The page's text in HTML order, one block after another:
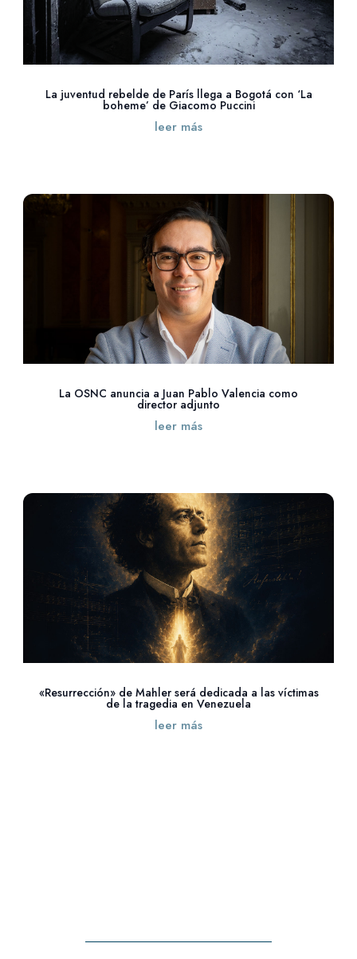
La juventud rebelde de París llega a Bogotá con ‘La
boheme’ de Giacomo Puccini
leer más
La OSNC anuncia a Juan Pablo Valencia como
director adjunto
leer más
«Resurrección» de Mahler será dedicada a las víctimas
de la tragedia en Venezuela
leer más